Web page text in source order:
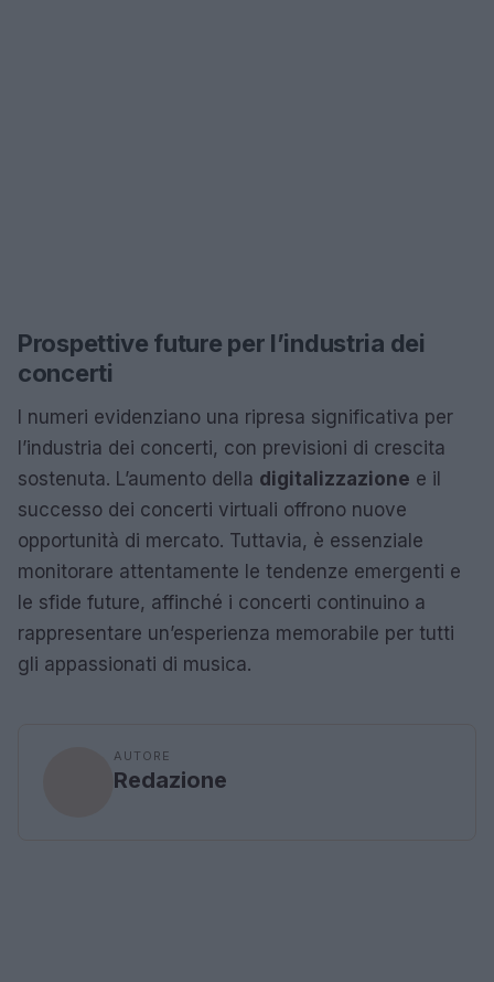
Prospettive future per l’industria dei
concerti
I numeri evidenziano una ripresa significativa per
l’industria dei concerti, con previsioni di crescita
sostenuta. L’aumento della digitalizzazione e il
successo dei concerti virtuali offrono nuove
opportunità di mercato. Tuttavia, è essenziale
monitorare attentamente le tendenze emergenti e
le sfide future, affinché i concerti continuino a
rappresentare un’esperienza memorabile per tutti
gli appassionati di musica.
AUTORE
Redazione